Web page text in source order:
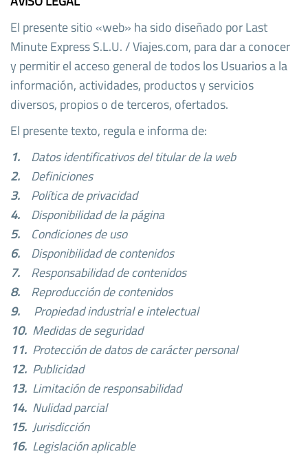
El presente sitio «web» ha sido diseñado por Last
Minute Express S.L.U. / Viajes.com, para dar a conocer
y permitir el acceso general de todos los Usuarios a la
información, actividades, productos y servicios
diversos, propios o de terceros, ofertados.
El presente texto, regula e informa de:
1. Datos identificativos del titular de la web
2. Definiciones
3. Política de privacidad
4. Disponibilidad de la página
5. Condiciones de uso
6. Disponibilidad de contenidos
7. Responsabilidad de contenidos
8. Reproducción de contenidos
9. Propiedad industrial e intelectual
10. Medidas de seguridad
11. Protección de datos de carácter personal
12. Publicidad
13. Limitación de responsabilidad
14. Nulidad parcial
15. Jurisdicción
16. Legislación aplicable